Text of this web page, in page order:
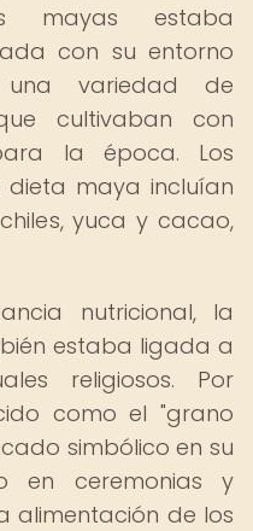
mayas estaba
con su entorno
variedad de
cultivaban con
la época. Los
maya incluían
yuca y cacao,
nutricional, la
estaba ligada a
religiosos. Por
como el "grano
simbólico en su
en ceremonias y
alimentación de los